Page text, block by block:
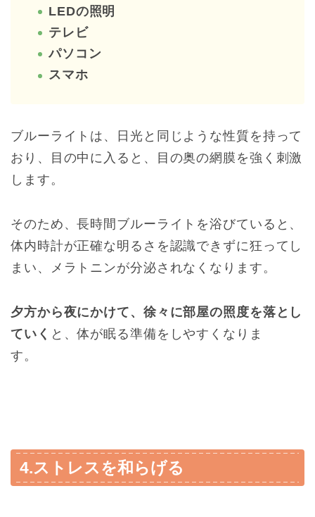
LEDの照明
テレビ
パソコン
スマホ
ブルーライトは、日光と同じような性質を持って
おり、
目の中に入ると、目の奥の網膜を強く刺激
します。
そのため、長時間ブルーライトを浴びていると、
体内時計が正確な明るさを認識できずに狂ってし
まい、メラトニンが分泌されなくなります。
夕方から夜にかけて、徐々に部屋の照度を落とし
ていく と、体が眠る準備をしやすくなりま
す。
4.ストレスを和らげる